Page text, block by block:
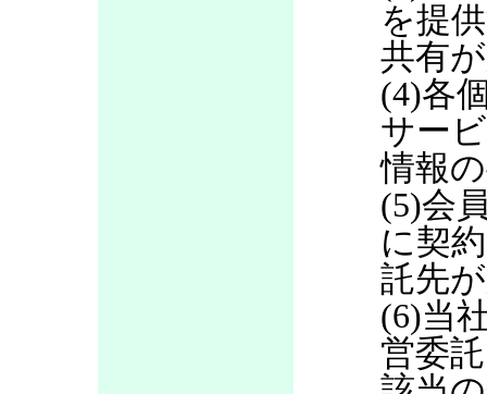
を提
共有
(4)各
サー
情報
(5)会
に契
託先
(6)当
営委